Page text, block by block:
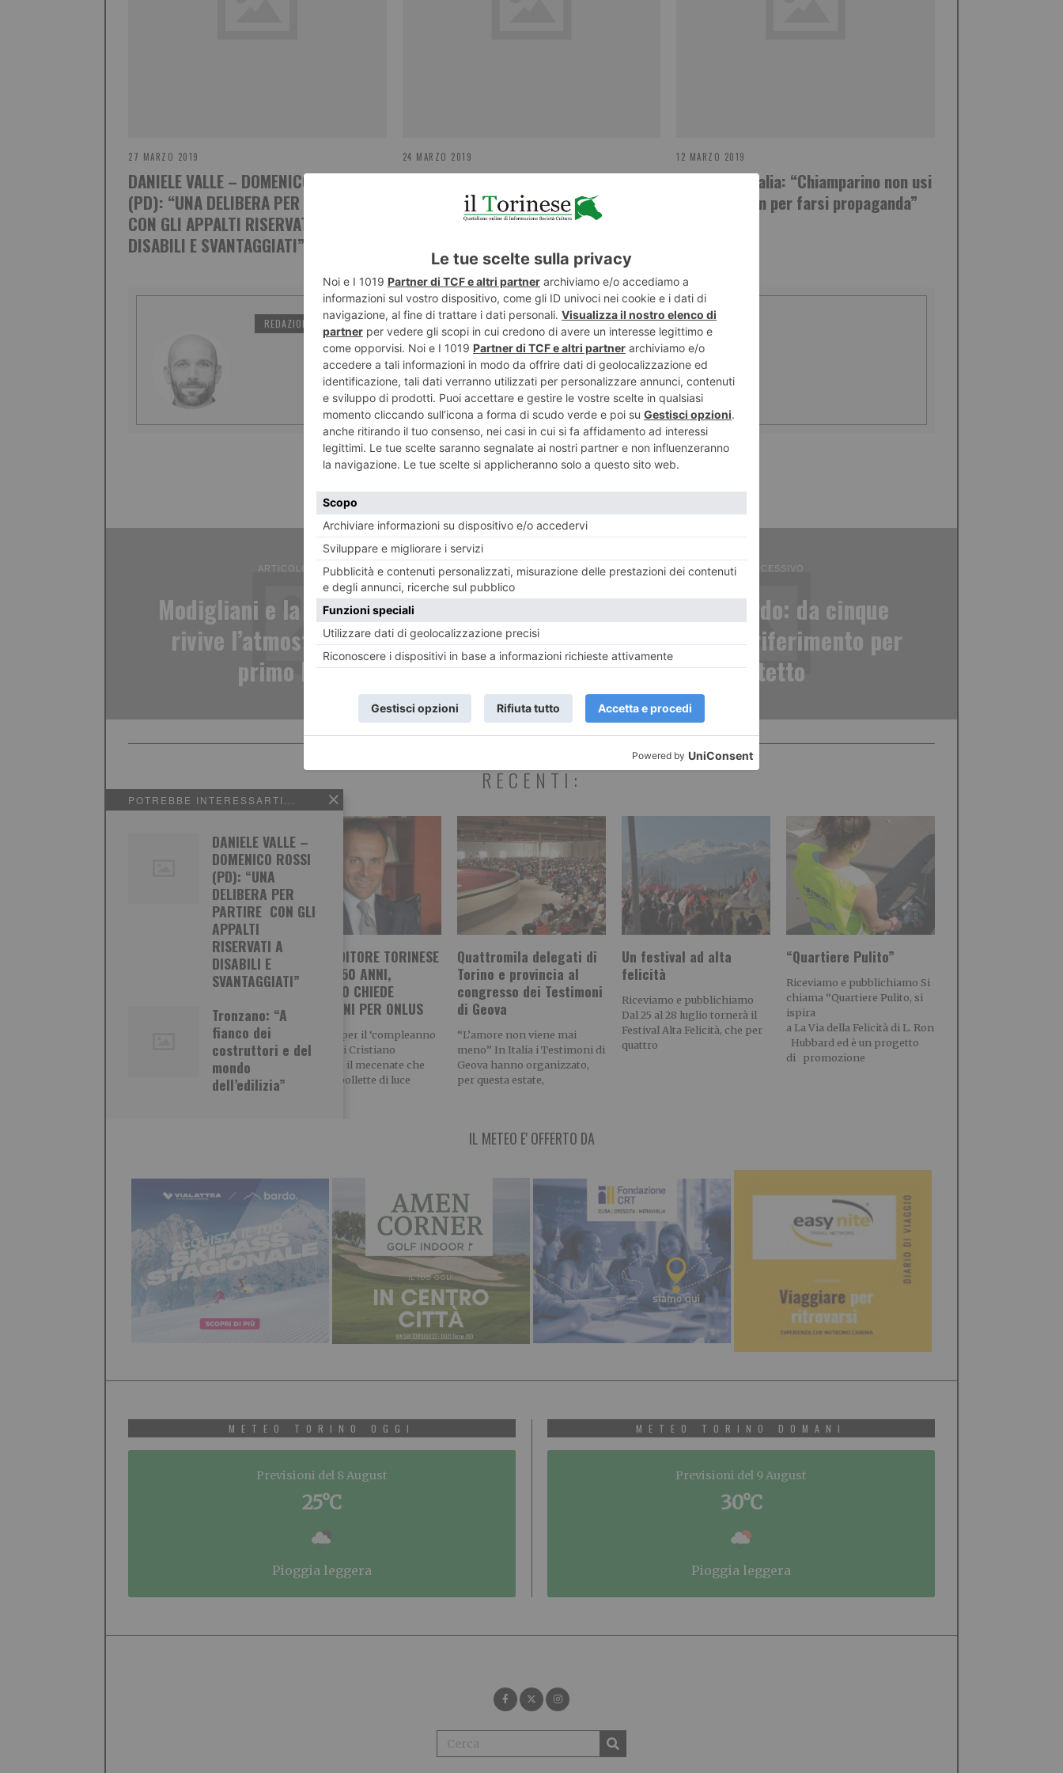
27 MARZO 2019
DANIELE VALLE – DOMENICO ROSSI
(PD): “UNA DELIBERA PER PARTIRE
CON GLI APPALTI RISERVATI A
DISABILI E SVANTAGGIATI”
24 MARZO 2019
Tronzano: “A fianco dei costruttori e
del mondo dell’edilizia”
12 MARZO 2019
Tav, Forza Italia: “Chiamparino non usi
il referendum per farsi propaganda”
REDAZIONE IL TORINESE POST RECENTI
POTREBBE INTERESSARTI...
DANIELE VALLE –
DOMENICO ROSSI
(PD): “UNA
DELIBERA PER
PARTIRE CON GLI
APPALTI
RISERVATI A
DISABILI E
SVANTAGGIATI”
Tronzano: “A
fianco dei
costruttori e del
mondo
dell’edilizia”
ARTICOLO PRECEDENTE
Modigliani e la Bohème di Parigi,
rivive l’atmosfera artistica del
primo Novecento
ARTICOLO SUCCESSIVO
Progetto Leonardo: da cinque
anni un punto di riferimento per
i senza tetto
RECENTI:
Nadia Toffa, il coraggio
*** La lettera *** La
conduttrice de ‘Le Jene’ nelle
parole accorate del
giornalista cattolico Maurizio
IMPRENDITORE TORINESE
COMPIE 50 ANNI,
INREGALO CHIEDE
DONAZIONI PER ONLUS
Successo per il ‘compleanno
solidale’ di Cristiano
Bilucaglia, il mecenate che
azzera le bollette di luce
Quattromila delegati di
Torino e provincia al
congresso dei Testimoni
di Geova
“L’amore non viene mai
meno” In Italia i Testimoni di
Geova hanno organizzato,
per questa estate,
Un festival ad alta
felicità
Riceviamo e pubblichiamo
Dal 25 al 28 luglio tornerà il
Festival Alta Felicità, che per
quattro
“Quartiere Pulito”
Riceviamo e pubblichiamo Si
chiama “Quartiere Pulito, si
ispira
a La Via della Felicità di L. Ron
Hubbard ed è un progetto
di promozione
IL METEO E' OFFERTO DA
METEO TORINO OGGI
Previsioni del 8 August
25°C
pioggia leggera
METEO TORINO DOMANI
Previsioni del 9 August
30°C
pioggia leggera